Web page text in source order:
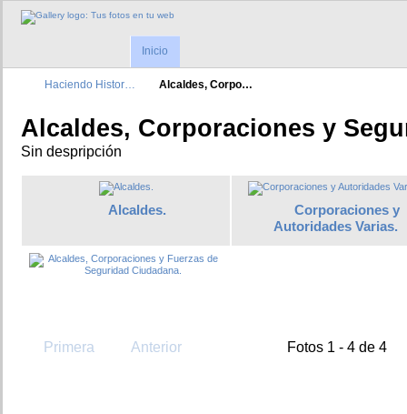
Inicio
Haciendo Histor… Alcaldes, Corpo…
Alcaldes, Corporaciones y
Sin despripción
Alcaldes.
Corporaciones y
Autoridades Varias.
Primera Anterior Fotos 1 - 4 de 4